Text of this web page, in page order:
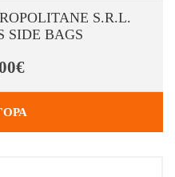
S.R.L.
SIDE BAGS